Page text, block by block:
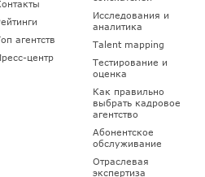
агентств
центр
Исследования и
аналитика
Talent mapping
Тестирование и
оценка
Как правильно
выбрать кадровое
агентство
Абонентское
обслуживание
Отраслевая
экспертиза